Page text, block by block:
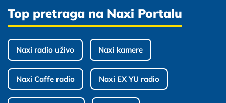
Top pretraga na Naxi Portalu
Naxi radio uživo Naxi kamere
Naxi Caffe radio Naxi EX YU radio